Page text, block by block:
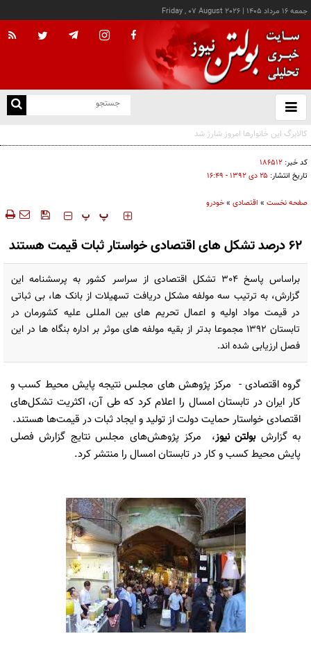
جمعه ۱۶ مرداد ۱۴۰۵ |
Friday , 07 August 2026
باز
و
کد خبر: ۱۸۶۵۱۲
تاریخ انتشار: ۲۵ دی ۱۳۹۲ - ۱۶:۴۹
صفحه نخست » اقتصادی »خودرو
‍‍‍ پ پ
62 درصد تشکل های اقتصادی خواستار ثبات قیمت هستند
براساس پاسخ 304 تشکل اقتصادی از سراسر کشور به پرسشنامه این
گزارش، به ترتیب سه مولفه مشکل دریافت تسهیلات از بانک ها، بی ثباتی
در قیمت مواد اولیه و اعمال تحریم های بین المللی علیه کشورمان در
تابستان 1392 مجموعا بدتر از بقیه مولفه های موثر بر اداره بنگاه ها در این
فصل ارزیابی شده اند.
گروه اقتصادی - مرکز پژوهش های مجلس نتیجه پایش محیط کسب و
کار ایران در تابستان امسال را اعلام کرد که طی آن، اکثریت تشکل‌های
اقتصادی خواستار حمایت دولت از تولید و ایجاد ثبات در قیمت‌ها هستند.
به گزارشبولتن نیوز، مرکز پژوهش‌های مجلس نتایج گزارش فصلی
پایش محیط کسب و کار در تابستان امسال را منتشر کرد.